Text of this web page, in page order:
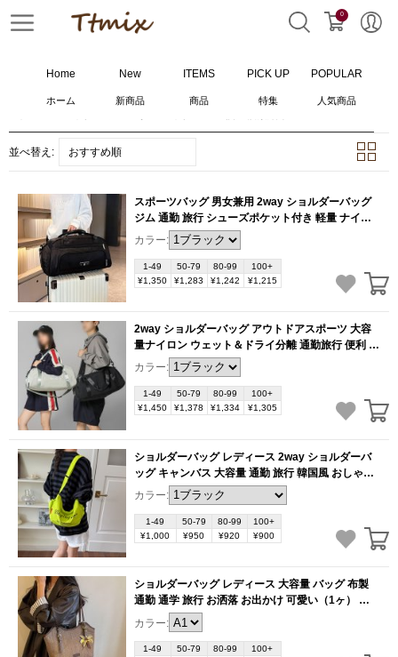
0
Home
ホーム
New
新商品
ITEMS
商品
PICK UP
特集
POPULAR
人気商品
並べ替え: おすすめ順
スポーツバッグ 男女兼用 2way ショルダーバッグ
ジム 通勤 旅行 シューズポケット付き 軽量 ナイロ
ン 便利（1ヶ） (BB6366)
カラー:
1-49 50-79 80-99
100+
¥1,350
¥1,283 ¥1,242 ¥1,215
2way ショルダーバッグ アウトドアスポーツ 大容
量ナイロン ウェット＆ドライ分離 通勤旅行 便利 軽
量（1ヶ） (BB6363)
カラー:
1-49 50-79 80-99
100+
¥1,450
¥1,378 ¥1,334 ¥1,305
ショルダーバッグ レディース 2way ショルダーバ
ッグ キャンバス 大容量 通勤 旅行 韓国風 おしゃれ
2026新作（1ヶ） (BB6357)
カラー:
1-49 50-79 80-99
100+
¥1,000
¥950 ¥920 ¥900
ショルダーバッグ レディース 大容量 バッグ 布製
通勤 通学 旅行 お洒落 お出かけ 可愛い（1ヶ）
(BB6347)
カラー:
1-49 50-79 80-99
100+